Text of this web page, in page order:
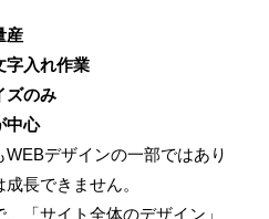
産
入れ作業
ズのみ
中心
デザインの一部ではあり
長できません。
「サイト全体のデザイン」